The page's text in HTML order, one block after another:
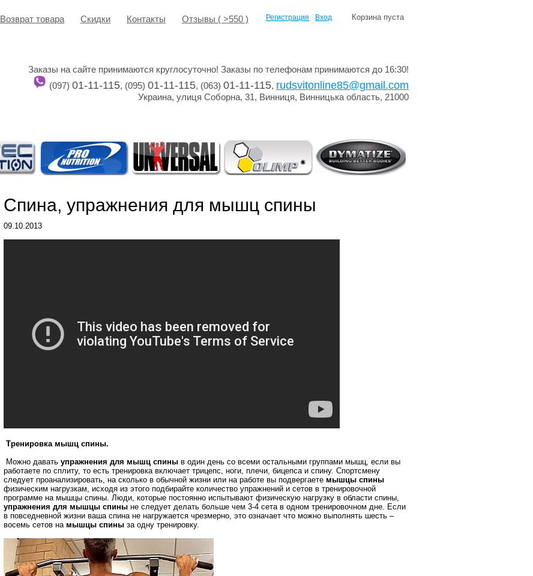
Возврат товара Cкидки Контакты
Отзывы ( >550 )
Корзина пуста
Регистрация Вход
Заказы на сайте принимаются круглосуточно! Заказы по телефонам принимаются до 16:30!
(097) 01-11-115, (095) 01-11-115, (063) 01-11-115, rudsvitonline85@gmail.com
Украина, улиця Соборна, 31, Винниця, Винницька область, 21000
Спина, упражнения для мышц спины
09.10.2013
Тренировка мышц спины.
Можно давать упражнения для мышц спины в один день со всеми остальными группами мышц, если вы
работаете по сплиту, то есть тренировка включает трицепс, ноги, плечи, бицепса и спину. Спортсмену
следует проанализировать, на сколько в обычной жизни или на работе вы подвергаете мышцы спины
физическим нагрузкам, исходя из этого подбирайте количество упражнений и сетов в тренировочной
программе на мышцы спины. Люди, которые постоянно испытывают физическую нагрузку в области спины,
упражнения для мышцы спины не следует делать больше чем 3-4 сета в одном тренировочном дне. Если
в повседневной жизни ваша спина не нагружается чрезмерно, это означает что можно выполнять шесть –
восемь сетов на мышцы спины за одну тренировку.